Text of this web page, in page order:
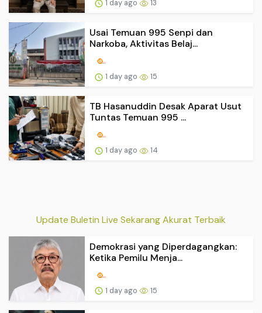
1 day ago 13
Usai Temuan 995 Senpi dan
Narkoba, Aktivitas Belaj...
1 day ago 15
TB Hasanuddin Desak Aparat Usut
Tuntas Temuan 995 ...
1 day ago 14
Update Buletin Live Sekarang Akurat Terbaik
Demokrasi yang Diperdagangkan:
Ketika Pemilu Menja...
1 day ago 15